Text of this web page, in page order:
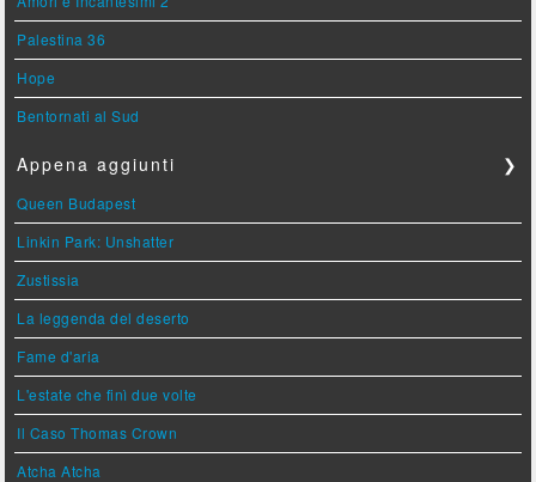
Palestina 36
Hope
Bentornati al Sud
Appena aggiunti ❯
Queen Budapest
Linkin Park: Unshatter
Zustissia
La leggenda del deserto
Fame d'aria
L'estate che finì due volte
Il Caso Thomas Crown
Atcha Atcha